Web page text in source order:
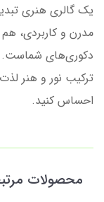
یک گالری هنری
مدرن و کاربردی،
دکوری‌های شماست.
ترکیب نور و هنر
احساس کنید.
محصولات